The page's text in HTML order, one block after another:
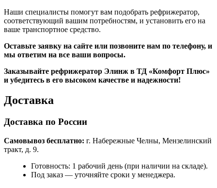
Наши специалисты помогут вам подобрать рефрижератор,
соответствующий вашим потребностям, и установить его на
ваше транспортное средство.
Оставьте заявку на сайте или позвоните нам по телефону, и
мы ответим на все ваши вопросы.
Заказывайте рефрижератор Элинж в ТД «Комфорт Плюс»
и убедитесь в его высоком качестве и надежности!
Доставка
Доставка по России
Самовывоз бесплатно: г. Набережные Челны, Мензелинский
тракт, д. 9.
Готовность: 1 рабочий день (при наличии на складе).
Под заказ — уточняйте сроки у менеджера.